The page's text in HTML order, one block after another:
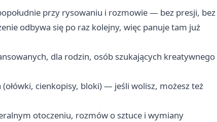
przy rysowaniu i rozmowie — bez presji, bez
odbywa się po raz kolejny, więc panuje tam już
dla rodzin, osób szukających kreatywnego
cienkopisy, bloki) — jeśli wolisz, możesz też
otoczeniu, rozmów o sztuce i wymiany